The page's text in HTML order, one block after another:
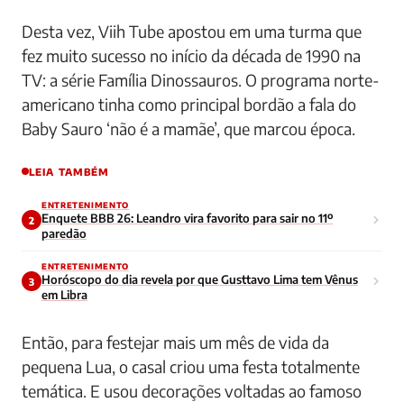
Desta vez, Viih Tube apostou em uma turma que
fez muito sucesso no início da década de 1990 na
TV: a série Família Dinossauros. O programa norte-
americano tinha como principal bordão a fala do
Baby Sauro ‘não é a mamãe’, que marcou época.
LEIA TAMBÉM
2
ENTRETENIMENTO
Enquete BBB 26: Leandro vira favorito para sair no 11º
paredão
3
ENTRETENIMENTO
Horóscopo do dia revela por que Gusttavo Lima tem Vênus
em Libra
Então, para festejar mais um mês de vida da
pequena Lua, o casal criou uma festa totalmente
temática. E usou decorações voltadas ao famoso